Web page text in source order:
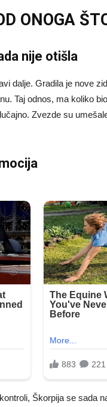
ONOGA
nije otišla
dalje. Gradila je nove
Taj odnos, ma koliko
Zvezde su
Škorpija se sada